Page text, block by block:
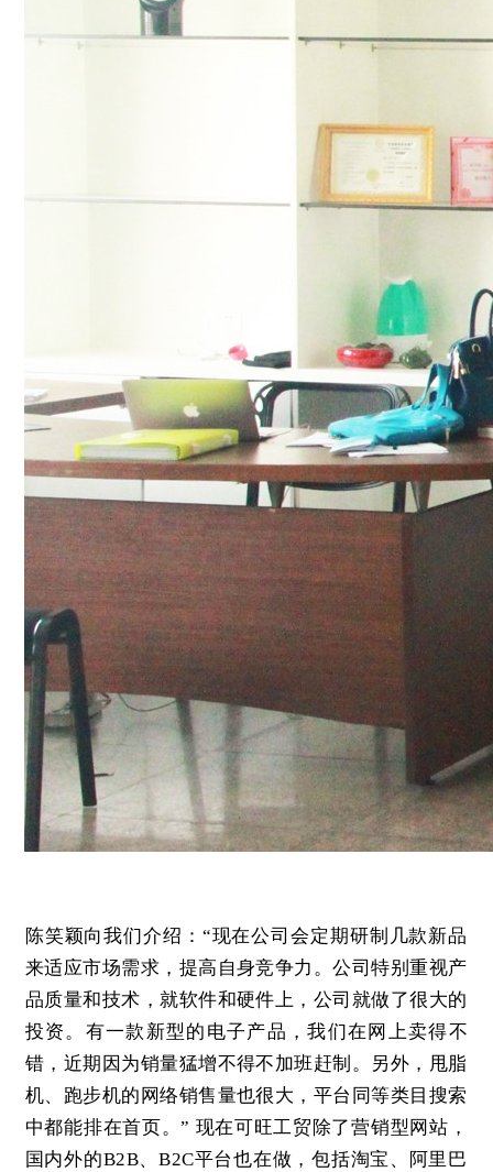
陈笑颖向我们介绍：“现在公司会定期研制几款新品
来适应市场需求，提高自身竞争力。公司特别重视产
品质量和技术，就软件和硬件上，公司就做了很大的
投资。有一款新型的电子产品，我们在网上卖得不
错，近期因为销量猛增不得不加班赶制。另外，甩脂
机、跑步机的网络销售量也很大，平台同等类目搜索
中都能排在首页。” 现在可旺工贸除了营销型网站，
国内外的B2B、B2C平台也在做，包括淘宝、阿里巴